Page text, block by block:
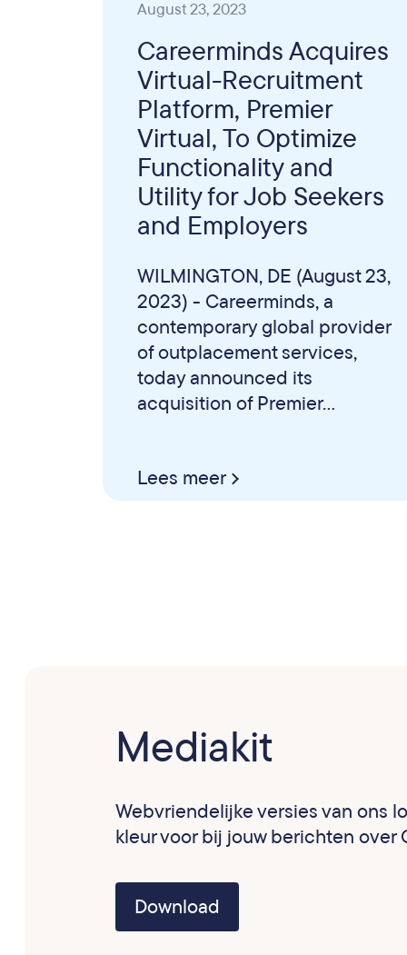
August 23, 2023
Careerminds Acquires
Virtual-Recruitment
Platform, Premier
Virtual, To Optimize
Functionality and
Utility for Job Seekers
and Employers
WILMINGTON, DE (August 23,
2023) - Careerminds, a
contemporary global provider
of outplacement services,
today announced its
acquisition of Premier...
Lees meer
Mediakit
Webvriendelijke versies van ons
kleur voor bij jouw berichten over
Download